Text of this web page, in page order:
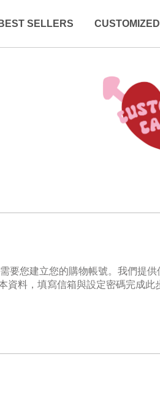
BEST SELLERS CUSTOMIZED
要您建立您的購物帳號。我們提
料，填寫信箱與設定密碼完成此